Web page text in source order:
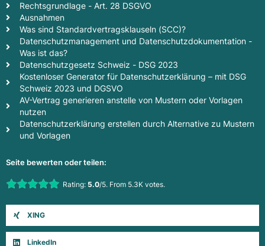
Rechtsgrundlage - Art. 28 DSGVO
Ausnahmen
Was sind Standardvertragsklauseln (SCC)?
Datenschutzmanagement und Datenschutzdokumentation -
Was ist das?
Datenschutzgesetz Schweiz - DSG 2023
Kostenloser Generator für Datenschutzerklärung – mit DSG
Schweiz 2023 und DGSVO
AV-Vertrag generieren anstelle von Mustern oder Vorlagen
nutzen
Datenschutzerklärung erstellen durch Alternative zu Mustern
und Vorlagen
Seite bewerten oder teilen:
Rate this item:Rating: 5.0/5. From 5.3K votes.
XING
LinkedIn